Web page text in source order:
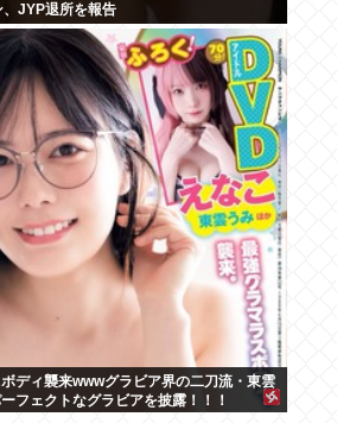
、JYP退所を報告
ディ襲来wwwグラビア界の二刀流・東雲
フェクトなグラビアを披露！！！